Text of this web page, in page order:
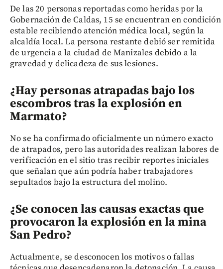
De las 20 personas reportadas como heridas por la
Gobernación de Caldas, 15 se encuentran en condición
estable recibiendo atención médica local, según la
alcaldía local. La persona restante debió ser remitida
de urgencia a la ciudad de Manizales debido a la
gravedad y delicadeza de sus lesiones.
¿Hay personas atrapadas bajo los
escombros tras la explosión en
Marmato?
No se ha confirmado oficialmente un número exacto
de atrapados, pero las autoridades realizan labores de
verificación en el sitio tras recibir reportes iniciales
que señalan que aún podría haber trabajadores
sepultados bajo la estructura del molino.
¿Se conocen las causas exactas que
provocaron la explosión en la mina
San Pedro?
Actualmente, se desconocen los motivos o fallas